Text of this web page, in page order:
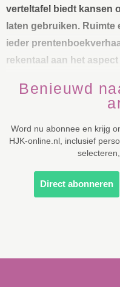
verteltafel biedt kansen
laten gebruiken.
ieder
rekentaal aan het
Benieuwd
Word nu abonnee en krijg
HJK-online.nl, inclusief
Direct abonneren